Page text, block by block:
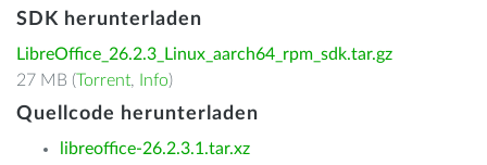
SDK herunterladen
LibreOffice_26.2.3_Linux_aarch64_rpm_sdk.tar.gz
27 MB (Torrent, Info)
Quellcode herunterladen
libreoffice-26.2.3.1.tar.xz